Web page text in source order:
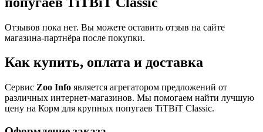
Отзывов пока нет. Вы можете оставить отзыв на сайте
магазина-партнёра после покупки.
Как купить, оплата и доставка
Сервис Zoo Info является агрегатором предложений от
различных интернет-магазинов. Мы помогаем найти лучшую
цену на Корм для крупных попугаев TiTBiT Classic.